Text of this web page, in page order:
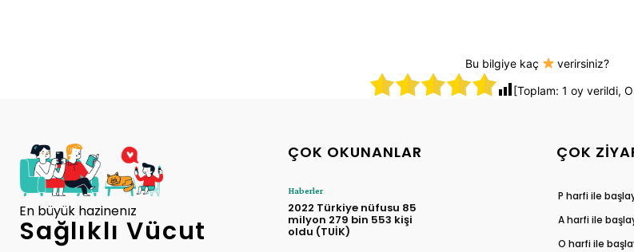
Bu bilgiye kaç
verirsiniz?
[Toplam: 1 oy verildi,
En büyük hazinenız
Sağlıklı Vücut
ÇOK OKUNANLAR
Haberler
2022 Türkiye nüfusu 85
milyon 279 bin 553 kişi
oldu (TUİK)
ÇOK
P harfi ile
A harfi ile
O harfi ile